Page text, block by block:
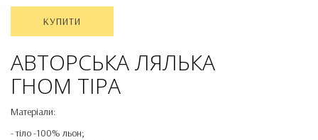
КУПИТИ
АВТОРСЬКА ЛЯЛЬКА
ГНОМ ТІРА
Матеріали:
- тіло -100% льон;